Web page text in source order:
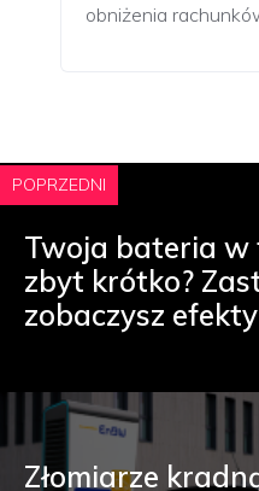
obniżenia
POPRZEDNI
Twoja bateria w
zbyt krótko?
zobaczysz efekty
Złomiarze